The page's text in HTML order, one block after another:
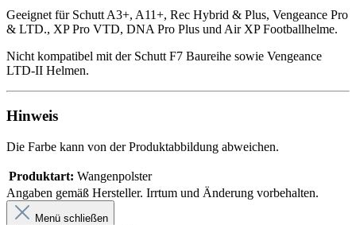
Geeignet für Schutt A3+, A11+, Rec Hybrid & Plus, Vengeance Pro
& LTD., XP Pro VTD, DNA Pro Plus und Air XP Footballhelme.
Nicht kompatibel mit der Schutt F7 Baureihe sowie Vengeance
LTD-II Helmen.
Hinweis
Die Farbe kann von der Produktabbildung abweichen.
Produktart: Wangenpolster
Angaben gemäß Hersteller. Irrtum und Änderung vorbehalten.
Menü schließen